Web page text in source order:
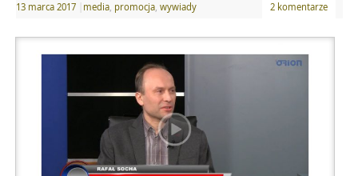
13 marca 2017 media, promocja, wywiady 2 komentarze